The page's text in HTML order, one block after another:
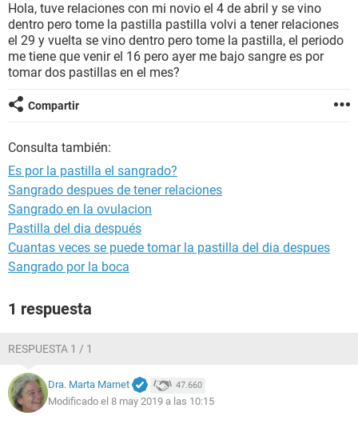
BIENESTAR
SEXUALIDAD
GLOSARIO
Hola, tuve relaciones con mi novio el 4 de abril y se vino
dentro pero tome la pastilla pastilla volvi a tener relaciones
el 29 y vuelta se vino dentro pero tome la pastilla, el periodo
me tiene que venir el 16 pero ayer me bajo sangre es por
tomar dos pastillas en el mes?
Compartir
Consulta también:
Es por la pastilla el sangrado?
Sangrado despues de tener relaciones
Sangrado en la ovulacion
Pastilla del dia después
Cuantas veces se puede tomar la pastilla del dia despues
Sangrado por la boca
1 respuesta
RESPUESTA 1 / 1
Dra. Marta Marnet 47.660
Modificado el 8 may 2019 a las 10:15